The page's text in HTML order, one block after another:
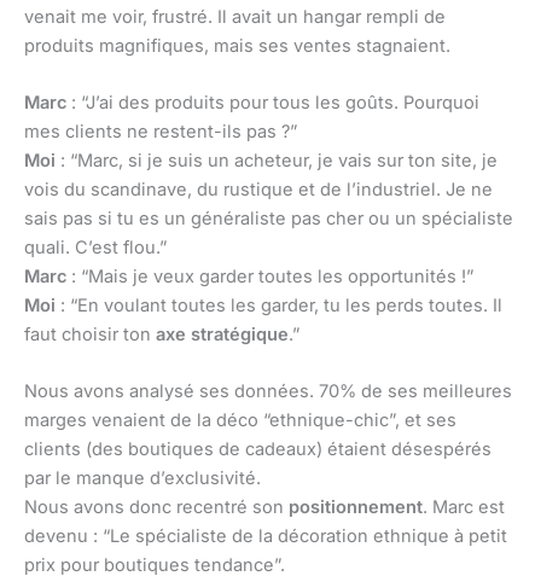
venait me voir, frustré. Il avait un hangar rempli de
produits magnifiques, mais ses ventes stagnaient.
Marc : “J’ai des produits pour tous les goûts. Pourquoi
mes clients ne restent-ils pas ?”
Moi : “Marc, si je suis un acheteur, je vais sur ton site, je
vois du scandinave, du rustique et de l’industriel. Je ne
sais pas si tu es un généraliste pas cher ou un spécialiste
quali. C’est flou.”
Marc : “Mais je veux garder toutes les opportunités !”
Moi : “En voulant toutes les garder, tu les perds toutes. Il
faut choisir ton axe stratégique.”
Nous avons analysé ses données. 70% de ses meilleures
marges venaient de la déco “ethnique-chic”, et ses
clients (des boutiques de cadeaux) étaient désespérés
par le manque d’exclusivité.
Nous avons donc recentré son positionnement. Marc est
devenu : “Le spécialiste de la décoration ethnique à petit
prix pour boutiques tendance”.